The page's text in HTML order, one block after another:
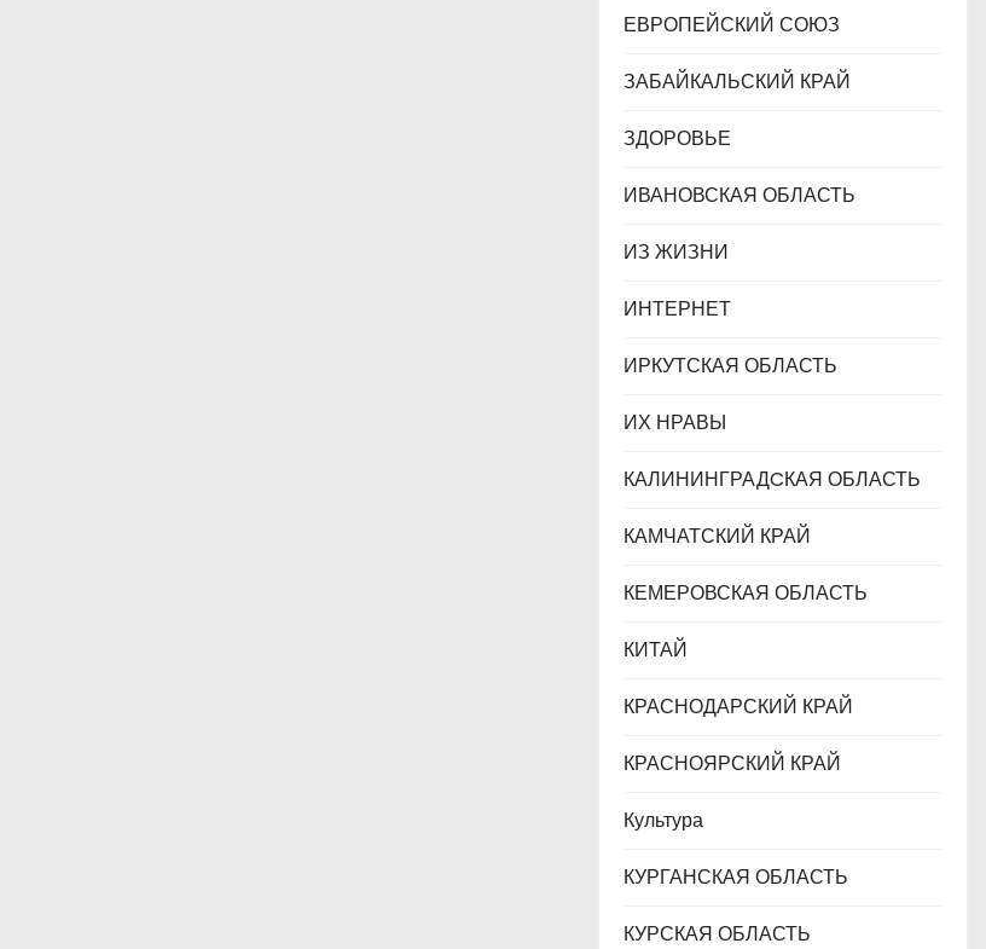
ЕВРОПЕЙСКИЙ СОЮЗ
ЗАБАЙКАЛЬСКИЙ КРАЙ
ЗДОРОВЬЕ
ИВАНОВСКАЯ ОБЛАСТЬ
ИЗ ЖИЗНИ
ИНТЕРНЕТ
ИРКУТСКАЯ ОБЛАСТЬ
ИХ НРАВЫ
КАЛИНИНГРАДCКАЯ ОБЛАСТЬ
КАМЧАТСКИЙ КРАЙ
КЕМЕРОВСКАЯ ОБЛАСТЬ
КИТАЙ
КРАСНОДАРСКИЙ КРАЙ
КРАСНОЯРСКИЙ КРАЙ
Культура
КУРГАНСКАЯ ОБЛАСТЬ
КУРСКАЯ ОБЛАСТЬ